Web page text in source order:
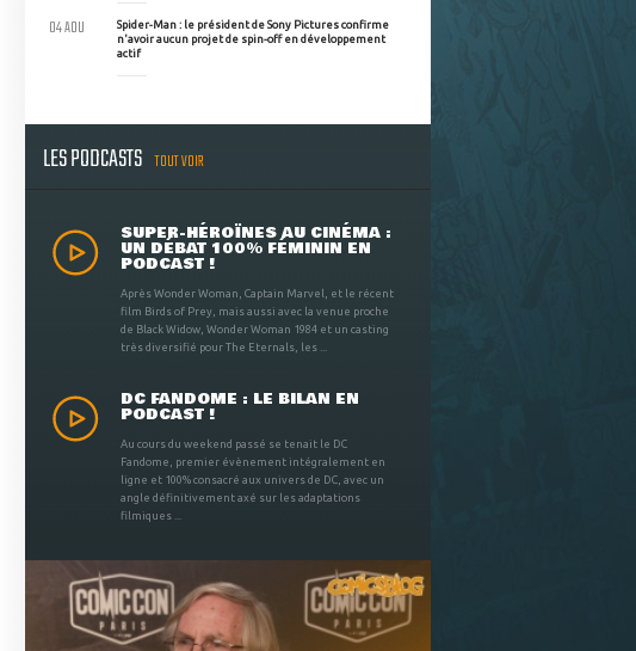
Spider-Man : le président de Sony Pictures confirme
n'avoir aucun projet de spin-off en développement
actif
04 AOU
LES PODCASTS TOUT VOIR
SUPER-HÉROÏNES AU CINÉMA :
UN DÉBAT 100% FÉMININ EN
PODCAST !
Après Wonder Woman, Captain Marvel, et le récent
film Birds of Prey, mais aussi avec la venue proche
de Black Widow, Wonder Woman 1984 et un casting
très diversifié pour The Eternals, les ...
DC FANDOME : LE BILAN EN
PODCAST !
Au cours du weekend passé se tenait le DC
Fandome, premier évènement intégralement en
ligne et 100% consacré aux univers de DC, avec un
angle définitivement axé sur les adaptations
filmiques ...